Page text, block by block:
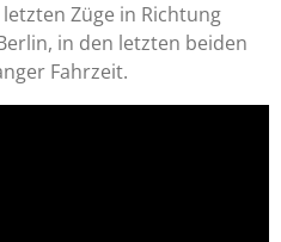
Züge in Richtung
in den letzten beiden
Fahrzeit.